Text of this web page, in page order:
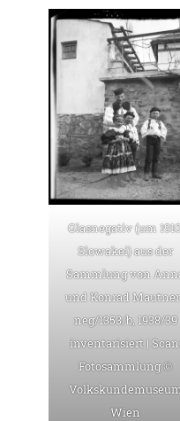
Glasnegativ (um
Slowakei) aus der
Sammlung von
und Konrad
neg/1353/b, 1938/39
inventarisiert | Scan:
Fotosammlung ©
Wien